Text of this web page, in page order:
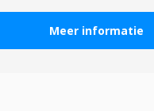
Meer informatie